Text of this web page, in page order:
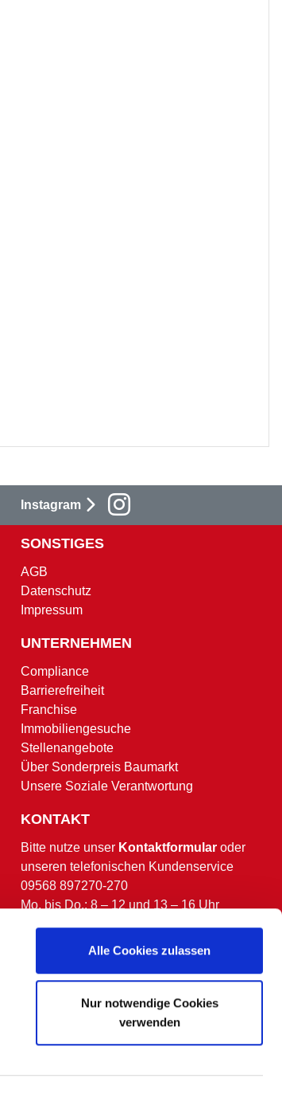
Alle Cookies zulassen
Nur notwendige Cookies
verwenden
Instagram
SONSTIGES
AGB
Datenschutz
Impressum
UNTERNEHMEN
Compliance
Barrierefreiheit
Franchise
Immobiliengesuche
Stellenangebote
Über Sonderpreis Baumarkt
Unsere Soziale Verantwortung
KONTAKT
Bitte nutze unser Kontaktformular oder
unseren telefonischen Kundenservice
09568 897270-270
Mo. bis Do.: 8 – 12 und 13 – 16 Uhr
Fr.: 8 – 13 Uhr.
(ausgenommen bundesweite & bayerische